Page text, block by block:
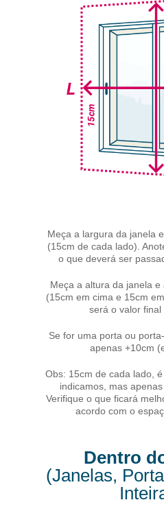
Meça a largura da janela
(15cm de cada lado).
o que deverá ser
Meça a altura da janela e
(15cm em cima e 15cm
será o valor final
Se for uma porta ou
apenas +10cm
Obs: 15cm de cada lado,
indicamos, mas
Verifique o que ficará
acordo com o
Dentro
(Janelas,